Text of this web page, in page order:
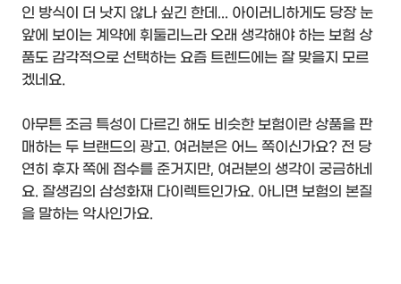
인 방식이 더 낫지 않나 싶긴 한데... 아이러니하게도 당장 눈
앞에 보이는 계약에 휘둘리느라 오래 생각해야 하는 보험 상
품도 감각적으로 선택하는 요즘 트렌드에는 잘 맞을지 모르
겠네요.
아무튼 조금 특성이 다르긴 해도 비슷한 보험이란 상품을 판
매하는 두 브랜드의 광고. 여러분은 어느 쪽이신가요? 전 당
연히 후자 쪽에 점수를 준거지만, 여러분의 생각이 궁금하네
요. 잘생김의 삼성화재 다이렉트인가요. 아니면 보험의 본질
을 말하는 악사인가요.